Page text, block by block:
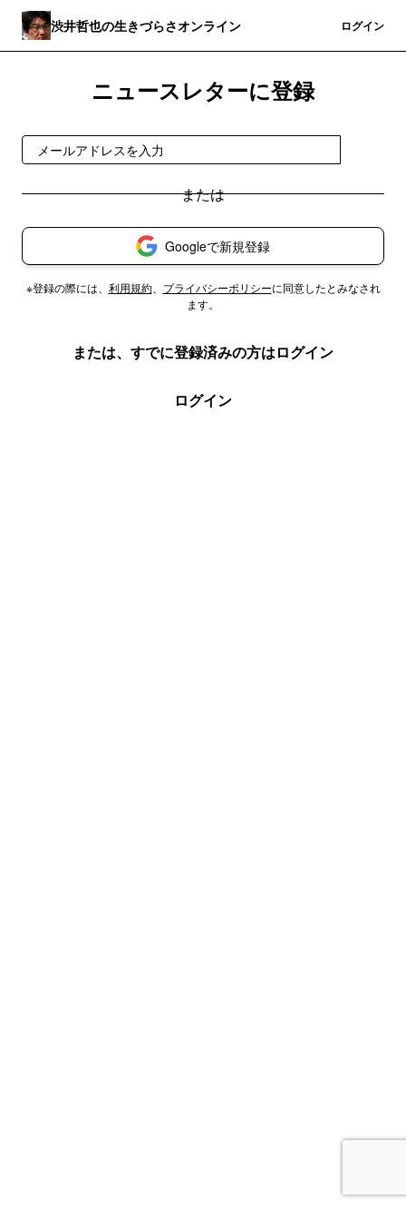
渋井哲也の生きづらさオンライン ログイン
ニュースレターに登録
Googleで新規登録
※登録の際には、 利用規約、 プライバシーポリシーに同意したとみなされ
ます。
または、すでに登録済みの方はログイン
ログイン